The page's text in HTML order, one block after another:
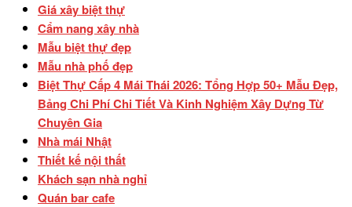
Giá xây biệt thự
Cẩm nang xây nhà
Mẫu biệt thự đẹp
Mẫu nhà phố đẹp
Biệt Thự Cấp 4 Mái Thái 2026: Tổng Hợp 50+ Mẫu Đẹp,
Bảng Chi Phí Chi Tiết Và Kinh Nghiệm Xây Dựng Từ
Chuyên Gia
Nhà mái Nhật
Thiết kế nội thất
Khách sạn nhà nghỉ
Quán bar cafe